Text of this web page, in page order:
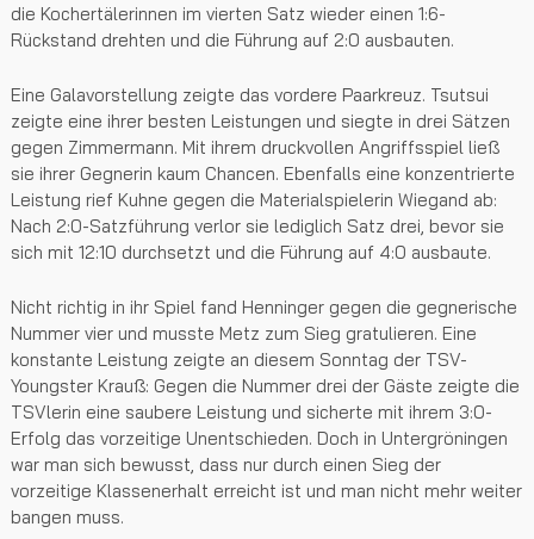
die Kochertälerinnen im vierten Satz wieder einen 1:6-
Rückstand drehten und die Führung auf 2:0 ausbauten.
Eine Galavorstellung zeigte das vordere Paarkreuz. Tsutsui
zeigte eine ihrer besten Leistungen und siegte in drei Sätzen
gegen Zimmermann. Mit ihrem druckvollen Angriffsspiel ließ
sie ihrer Gegnerin kaum Chancen. Ebenfalls eine konzentrierte
Leistung rief Kuhne gegen die Materialspielerin Wiegand ab:
Nach 2:0-Satzführung verlor sie lediglich Satz drei, bevor sie
sich mit 12:10 durchsetzt und die Führung auf 4:0 ausbaute.
Nicht richtig in ihr Spiel fand Henninger gegen die gegnerische
Nummer vier und musste Metz zum Sieg gratulieren. Eine
konstante Leistung zeigte an diesem Sonntag der TSV-
Youngster Krauß: Gegen die Nummer drei der Gäste zeigte die
TSVlerin eine saubere Leistung und sicherte mit ihrem 3:0-
Erfolg das vorzeitige Unentschieden. Doch in Untergröningen
war man sich bewusst, dass nur durch einen Sieg der
vorzeitige Klassenerhalt erreicht ist und man nicht mehr weiter
bangen muss.